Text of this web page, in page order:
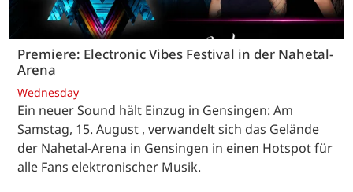
Premiere: Electronic Vibes Festival in der Nahetal-
Arena
Wednesday
Ein neuer Sound hält Einzug in Gensingen: Am
Samstag, 15. August , verwandelt sich das Gelände
der Nahetal-Arena in Gensingen in einen Hotspot für
alle Fans elektronischer Musik.